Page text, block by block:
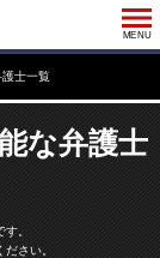
士一覧
な弁護士
。
さい。